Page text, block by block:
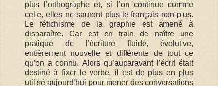
plus l’orthographe et, si l’on continue comme
celle, elles ne sauront plus le français non plus.
Le fétichisme de la graphie est amené à
disparaître. Car est en train de naître une
pratique de l’écriture fluide, évolutive,
entièrement nouvelle et différente de tout ce
qu’on a connu. Alors qu’auparavant l’écrit était
destiné à fixer le verbe, il est de plus en plus
utilisé aujourd’hui pour mener des conversations